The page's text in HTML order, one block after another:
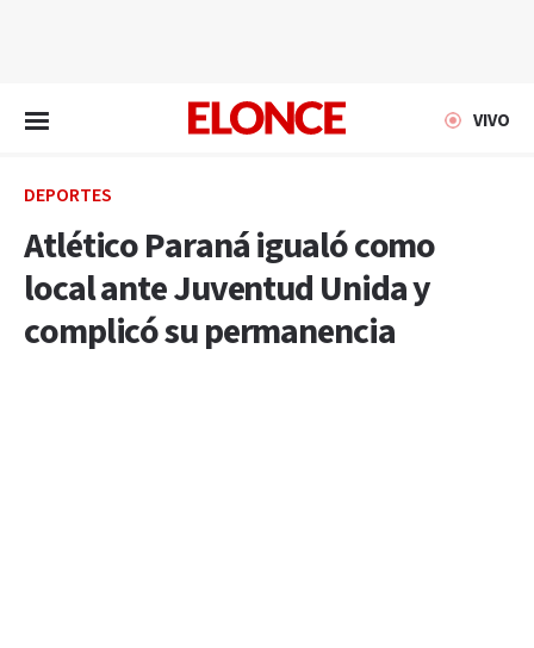
VIVO
DEPORTES
Atlético Paraná igualó como
local ante Juventud Unida y
complicó su permanencia